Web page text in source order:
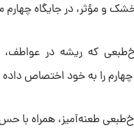
و مؤثر، در جایگاه
که ریشه در عواطف،
را به خود اختصاص
طعنه‌آمیز، همراه